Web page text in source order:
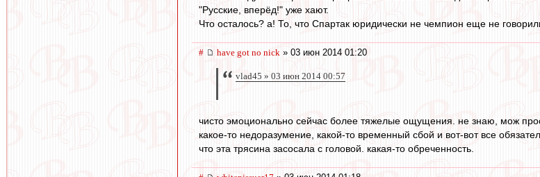
"Русские, вперёд!" уже хают.
Что осталось? а! То, что Спартак юридически не чемпион еще не
# have got no nick » 03 июн 2014 01:20
vlad45 » 03 июн 2014 00:57
чисто эмоционально сейчас более тяжелые ощущения. не знаю, мож
какое-то недоразумение, какой-то временный сбой и вот-вот все
что эта трясина засосала с головой. какая-то обреченность.